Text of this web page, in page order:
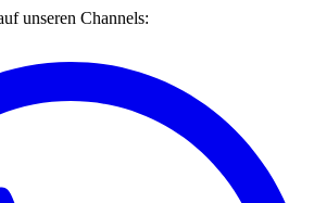
unseren Channels: